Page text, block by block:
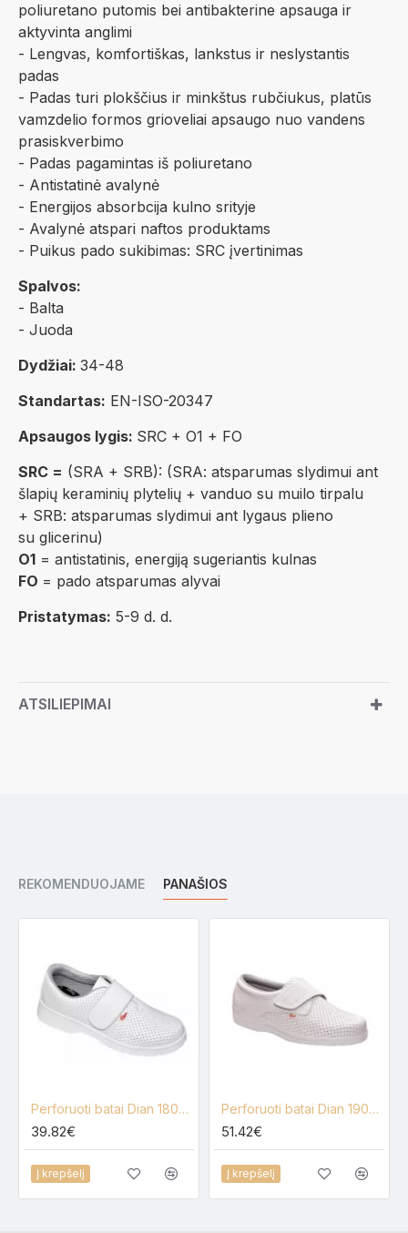
poliuretano putomis bei antibakterine apsauga ir
aktyvinta anglimi
- Lengvas, komfortiškas, lankstus ir neslystantis
padas
- Padas turi plokščius ir minkštus rubčiukus, platūs
vamzdelio formos grioveliai apsaugo nuo vandens
prasiskverbimo
- Padas pagamintas iš poliuretano
- Antistatinė avalynė
- Energijos absorbcija kulno srityje
- Avalynė atspari naftos produktams
- Puikus pado sukibimas: SRC įvertinimas
Spalvos:
- Balta
- Juoda
Dydžiai: 34-48
Standartas: EN-ISO-20347
Apsaugos lygis: SRC + O1 + FO
SRC = (SRA + SRB): (SRA: atsparumas slydimui ant
šlapių keraminių plytelių + vanduo su muilo tirpalu
+ SRB: atsparumas slydimui ant lygaus plieno
su glicerinu)
O1 = antistatinis, energiją sugeriantis kulnas
FO = pado atsparumas alyvai
Pristatymas: 5-9 d. d.
ATSILIEPIMAI
REKOMENDUOJAME PANAŠIOS
Perforuoti batai Dian 1807-LM
39.82€
Į krepšelį
Perforuoti batai Dian 1900 balta, juoda
51.42€
Į krepšelį